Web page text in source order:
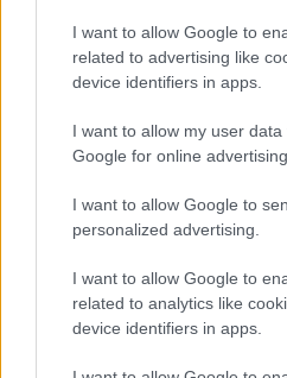
I want to allow Google to
related to advertising like
device identifiers in apps.
I want to allow my user
Google for online
I want to allow Google to
personalized advertising.
I want to allow Google to
related to analytics like
device identifiers in apps.
Ο ίδιος χαρακτηρίζει
συνεσταλμένο, άκακο,
άνθρωπο, ο οποίος δεν
κανένα δικαίωμα στο
συνεσταλμένος, που
‘’Ευτύχας’’ και ο
μιλούσε στο κινητό
συμπατριώτες του,
μπυρίτσα παραπάνω,
δημιούργησε κανένα
Όταν έπινε λίγο